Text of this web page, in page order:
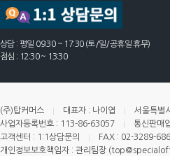
상담 : 평일 09:30 ~ 17:30 (토/일/공휴일 휴무)
점심 : 12:30 ~ 13:30
(주)탑커머스 대표자 : 나이엽
서울특별
사업자등록번호 : 113-86-63057
통신판매
고객센터 : 1:1상담문의
FAX : 02-3289-
개인정보보호책임자 : 관리팀장